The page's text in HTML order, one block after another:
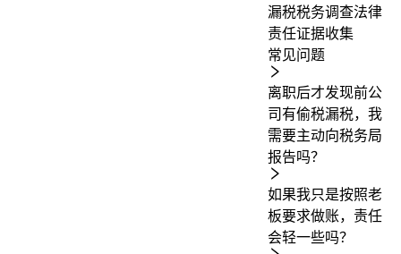
漏税税务调查法律
责任证据收集
常见问题
离职后才发现前公
司有偷税漏税，我
需要主动向税务局
报告吗？
如果我只是按照老
板要求做账，责任
会轻一些吗？